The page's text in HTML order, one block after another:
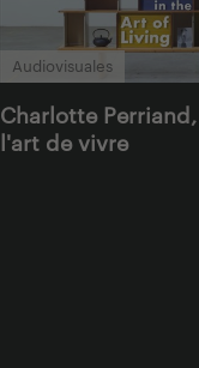
Audiovisuales
Charlotte
l'art de vivre